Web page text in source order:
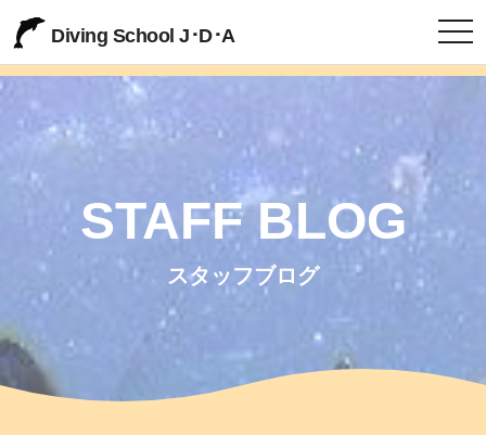
Diving School J･D･A
STAFF BLOG
スタッフブログ